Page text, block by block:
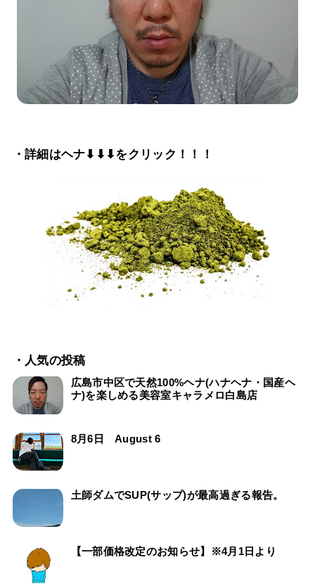
・詳細はヘナ⬇⬇⬇をクリック！！！
・人気の投稿
広島市中区で天然100%ヘナ(ハナヘナ・国産ヘ
ナ)を楽しめる美容室キャラメロ白島店
8月6日 August 6
土師ダムでSUP(サップ)が最高過ぎる報告。
【一部価格改定のお知らせ】※4月1日より